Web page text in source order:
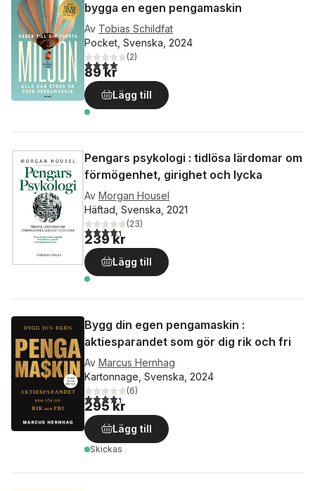
bygga en egen pengamaskin
Av Tobias Schildfat
Pocket, Svenska, 2024
4,0utav 5 stjärnor. Totalt antal röster:
(2)
89 kr
Lägg till
Pengars psykologi : tidlösa lärdomar om
förmögenhet, girighet och lycka
Av Morgan Housel
Häftad, Svenska, 2021
4,3utav 5 stjärnor. Totalt antal röster:
(23)
239 kr
Lägg till
Bygg din egen pengamaskin :
aktiesparandet som gör dig rik och fri
Av Marcus Hernhag
Kartonnage, Svenska, 2024
4,3utav 5 stjärnor. Totalt antal röster:
(6)
295 kr
Lägg till
Skickas